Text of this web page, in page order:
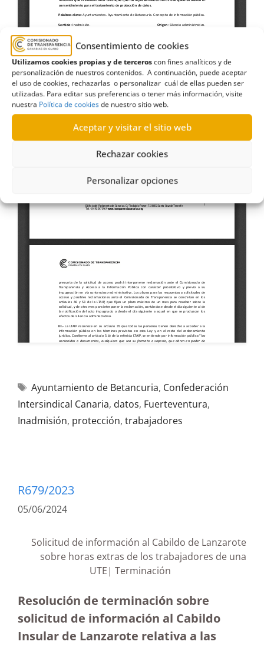
Consentimiento de cookies
Utilizamos cookies propias y de terceroscon fines analíticos y de
personalización de nuestros contenidos. A continuación, puede aceptar
el uso de cookies, rechazarlas o personalizar cuál de ellas pueden ser
utilizadas. Para editar sus preferencias o tener más información, visite
nuestra Política de cookiesde nuestro sitio web.
Aceptar y visitar el sitio web
Rechazar cookies
Personalizar opciones
Ayuntamiento de Betancuria, Confederación
Intersindical Canaria, datos, Fuerteventura,
Inadmisión, protección, trabajadores
R679/2023
05/06/2024
Solicitud de información al Cabildo de Lanzarote
sobre horas extras de los trabajadores de una
UTE| Terminación
Resolución de terminación sobre
solicitud de información al Cabildo
Insular de Lanzarote relativa a las